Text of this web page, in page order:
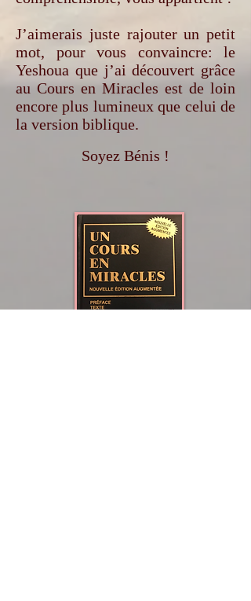
J’aimerais juste rajouter un petit
mot, pour vous convaincre: le
Yeshoua que j’ai découvert grâce
au Cours en Miracles est de loin
encore plus lumineux que celui de
la version biblique.
Soyez Bénis !